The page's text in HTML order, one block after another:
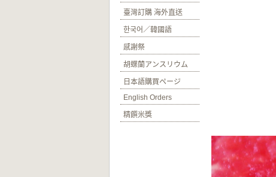
臺灣訂購 海外直送
한국어／韓國語
感謝祭
胡蝶蘭アンスリウム
日本語購買ページ
English Orders
精饌米獎